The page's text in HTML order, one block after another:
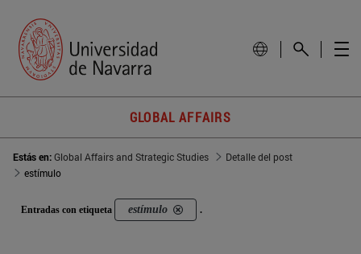
GLOBAL AFFAIRS
Estás en:Global Affairs and Strategic Studies
Detalle del post
estímulo
Entradas con etiqueta estímulo .